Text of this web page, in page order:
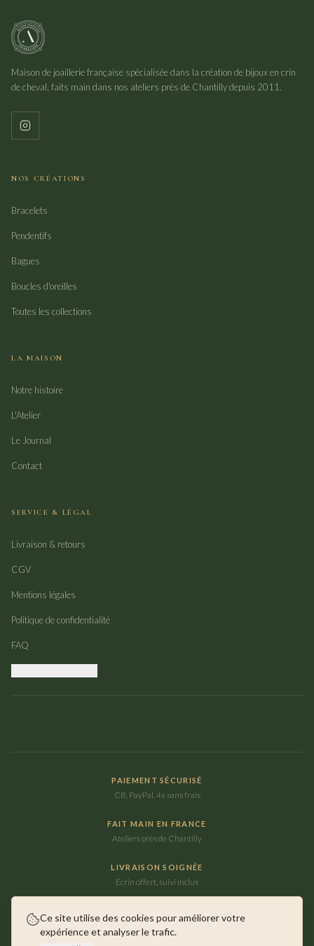
Maison de joaillerie française spécialisée dans la création de bijoux en crin
de cheval, faits main dans nos ateliers près de Chantilly depuis 2011.
NOS CRÉATIONS
Bracelets
Pendentifs
Bagues
Boucles d'oreilles
Toutes les collections
LA MAISON
Notre histoire
L'Atelier
Le Journal
Contact
SERVICE & LÉGAL
Livraison & retours
CGV
Mentions légales
Politique de confidentialité
FAQ
PAIEMENT SÉCURISÉ
CB, PayPal, 4x sans frais
FAIT MAIN EN FRANCE
Ateliers près de Chantilly
LIVRAISON SOIGNÉE
Écrin offert, suivi inclus
Ce site utilise des cookies pour améliorer votre
expérience et analyser le trafic.